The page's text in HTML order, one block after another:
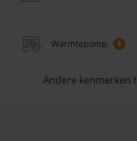
Warmtepomp +
Andere kenmerken